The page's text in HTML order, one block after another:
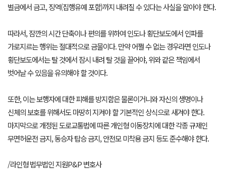
벌금에서 금고, 징역(집행유예 포함)까지 내려질 수 있다는 사실을 알아야 한다.
따라서, 잠깐의 시간 단축이나 편의를 위하여 인도나 횡단보도에서 인파를
가로지르는 행위는 절대적으로 금물이다. 만약 어쩔 수 없는 경우라면 인도나
횡단보도에서는 탈 것에서 잠시 내려 탈 것을 끌어야, 위와 같은 책임에서
벗어날 수 있음을 유의해야 할 것이다.
또한, 이는 보행자에 대한 피해를 방지함은 물론이거니와 자신의 생명이나
신체의 보호를 위해서도 마땅히 지켜야 할 기본적인 상식으로 새겨야 한다.
마지막으로 개정된 도로교통법에 따른 개인형 이동장치에 대한 각종 규제인
무면허운전 금지, 동승자 탑승 금지, 안전모 미착용 금지 등도 준수해야 한다.
/라인형 법무법인 지원P&P 변호사